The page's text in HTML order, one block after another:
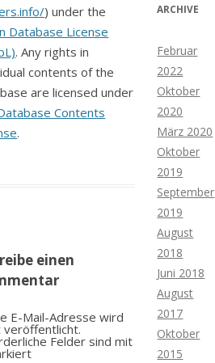
) under the
Database License
. Any rights in
contents of the
are licensed under
Contents
.
einen
E-Mail-Adresse wird
veröffentlicht.
Felder sind mit
ARCHIVE
Februar
2022
Oktober
2020
März 2020
Oktober
2019
September
2019
August
2018
Juni 2018
August
2017
Oktober
2015